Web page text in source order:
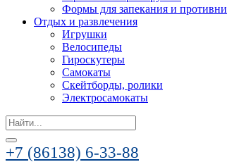
Формы для запекания и противни
Отдых и развлечения
Игрушки
Велосипеды
Гироскутеры
Самокаты
Скейтборды, ролики
Электросамокаты
Search
for:
+7 (86138) 6-33-88